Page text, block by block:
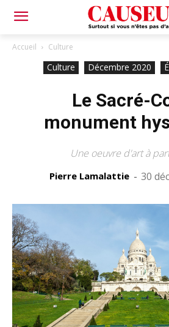
Accueil Culture
Culture Décembre 2020
Le Sacré-
monument
Une oeuvre d'art à
Pierre Lamalattie - 30